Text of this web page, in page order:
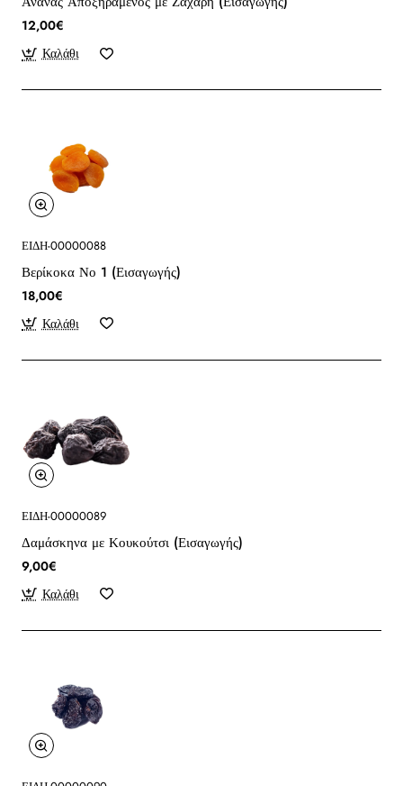
12,00€
Καλάθι
ΕΙΔΗ-00000088
Βερίκοκα Νο 1 (Εισαγωγής)
18,00€
Καλάθι
ΕΙΔΗ-00000089
Δαμάσκηνα με Κουκούτσι (Εισαγωγής)
9,00€
Καλάθι